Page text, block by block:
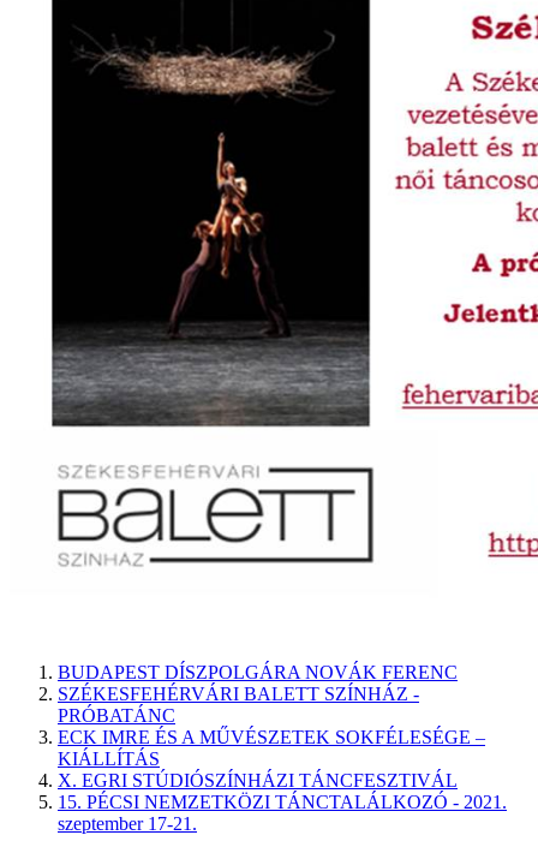
BUDAPEST DÍSZPOLGÁRA NOVÁK FERENC
SZÉKESFEHÉRVÁRI BALETT SZÍNHÁZ -
PRÓBATÁNC
ECK IMRE ÉS A MŰVÉSZETEK SOKFÉLESÉGE –
KIÁLLÍTÁS
X. EGRI STÚDIÓSZÍNHÁZI TÁNCFESZTIVÁL
15. PÉCSI NEMZETKÖZI TÁNCTALÁLKOZÓ - 2021.
szeptember 17-21.